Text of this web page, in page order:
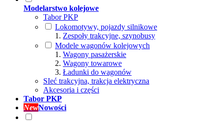
Modelarstwo kolejowe
Tabor PKP
Lokomotywy, pojazdy silnikowe
Zespoły trakcyjne, szynobusy
Modele wagonów kolejowych
Wagony pasażerskie
Wagony towarowe
Ładunki do wagonów
SIeć trakcyjna, trakcja elektryczna
Akcesoria i części
Tabor PKP
NewNowości